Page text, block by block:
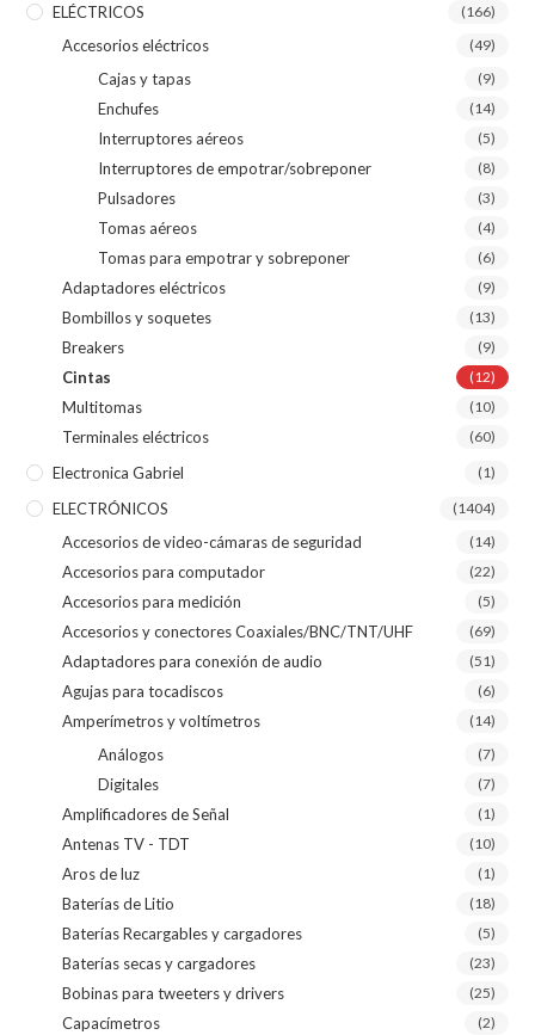
ELÉCTRICOS (166)
Accesorios eléctricos (49)
Cajas y tapas (9)
Enchufes (14)
Interruptores aéreos (5)
Interruptores de empotrar/sobreponer (8)
Pulsadores (3)
Tomas aéreos (4)
Tomas para empotrar y sobreponer (6)
Adaptadores eléctricos (9)
Bombillos y soquetes (13)
Breakers (9)
Cintas (12)
Multitomas (10)
Terminales eléctricos (60)
Electronica Gabriel (1)
ELECTRÓNICOS (1404)
Accesorios de video-cámaras de seguridad (14)
Accesorios para computador (22)
Accesorios para medición (5)
Accesorios y conectores Coaxiales/BNC/TNT/UHF (69)
Adaptadores para conexión de audio (51)
Agujas para tocadiscos (6)
Amperímetros y voltímetros (14)
Análogos (7)
Digitales (7)
Amplificadores de Señal (1)
Antenas TV - TDT (10)
Aros de luz (1)
Baterías de Litio (18)
Baterías Recargables y cargadores (5)
Baterías secas y cargadores (23)
Bobinas para tweeters y drivers (25)
Capacímetros (2)